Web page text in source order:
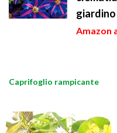
giardino
Amazon
Caprifoglio rampicante